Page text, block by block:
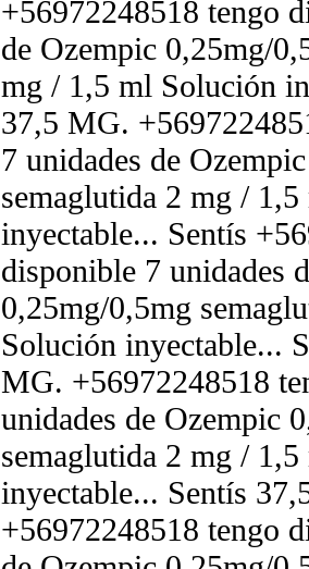
+56972248518 tengo
de Ozempic 0,25mg/
mg / 1,5 ml Solución
37,5 MG.
7 unidades de
semaglutida 2 mg /
inyectable... Sentís
disponible 7 unidades
0,25mg/0,5mg
Solución inyectable...
MG. +56972248518
unidades de Ozempic
semaglutida 2 mg /
inyectable... Sentís
+56972248518 tengo